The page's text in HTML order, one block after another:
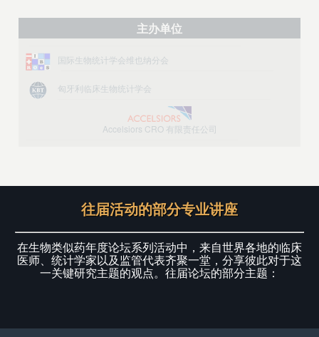
主办单位
国际生物统计学会维也纳分会
匈牙利临床生物统计学会
Accelsiors CRO 有限责任公司
往届活动的部分专业讲座
在生物类似药年度论坛系列活动中，来自世界各地的临床
医师、统计学家以及监管代表齐聚一堂，分享彼此对于这
一关键研究主题的观点。往届论坛的部分主题：